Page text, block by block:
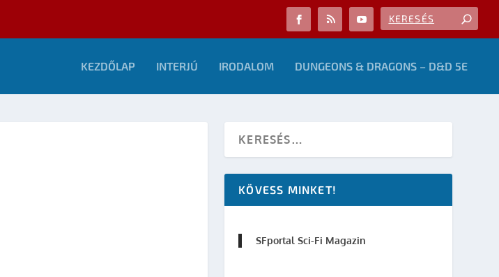
KEZDŐLAP INTERJÚ IRODALOM DUNGEONS & DRAGONS – D&D 5E
KÖVESS MINKET!
SFportal Sci-Fi Magazin